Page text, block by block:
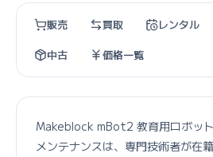
販売 買取 レンタル
中古
価格一覧
Makeblock mBot2 教育用ロボッ
メンテナンスは、専門技術者が在